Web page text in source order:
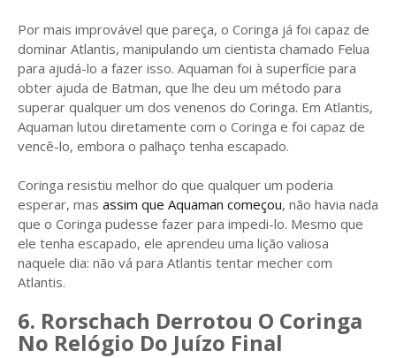
Por mais improvável que pareça, o Coringa já foi capaz de
dominar Atlantis, manipulando um cientista chamado Felua
para ajudá-lo a fazer isso. Aquaman foi à superfície para
obter ajuda de Batman, que lhe deu um método para
superar qualquer um dos venenos do Coringa. Em Atlantis,
Aquaman lutou diretamente com o Coringa e foi capaz de
vencê-lo, embora o palhaço tenha escapado.
Coringa resistiu melhor do que qualquer um poderia
esperar, mas assim que Aquaman começou, não havia nada
que o Coringa pudesse fazer para impedi-lo. Mesmo que
ele tenha escapado, ele aprendeu uma lição valiosa
naquele dia: não vá para Atlantis tentar mecher com
Atlantis.
6. Rorschach Derrotou O Coringa
No Relógio Do Juízo Final